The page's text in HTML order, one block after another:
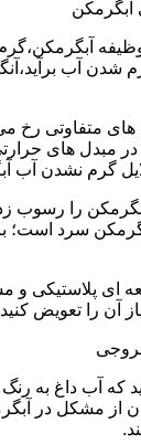
وظیفه
شدن آب
متفاوتی رخ می
در مبدل های
گرم نشدن آب
را رسوب
سرد است؛
ای پلاستیکی و
آن را تعویض
که آب داغ به
از مشکل در